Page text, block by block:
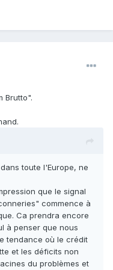
Brutto".
toute l'Europe, ne
que le signal
commence à
Ca prendra encore
à penser que nous
tendance où le crédit
et les déficits non
du problèmes et